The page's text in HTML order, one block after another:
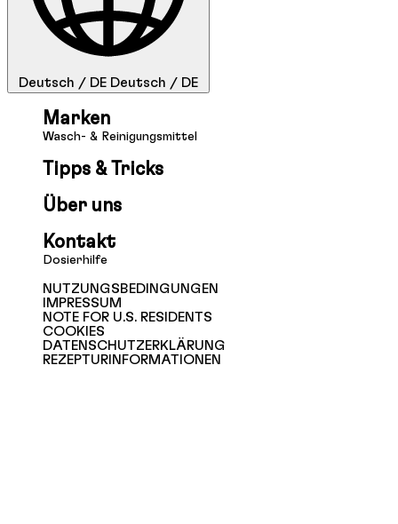
Deutsch / DE Deutsch / DE
Marken
Wasch- & Reinigungsmittel
Tipps & Tricks
Über uns
Kontakt
Dosierhilfe
NUTZUNGSBEDINGUNGEN
IMPRESSUM
NOTE FOR U.S. RESIDENTS
COOKIES
DATENSCHUTZERKLÄRUNG
REZEPTURINFORMATIONEN